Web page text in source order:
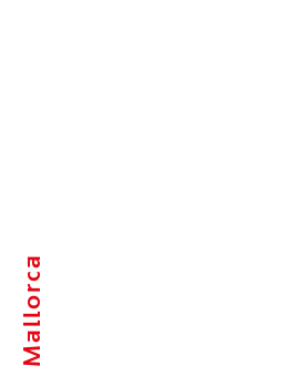
Mallorca